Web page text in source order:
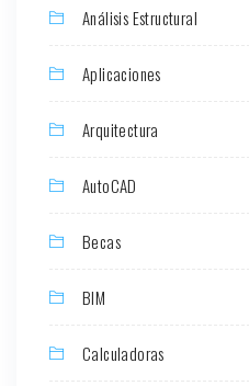
Análisis Estructural
Aplicaciones
Arquitectura
AutoCAD
Becas
BIM
Calculadoras